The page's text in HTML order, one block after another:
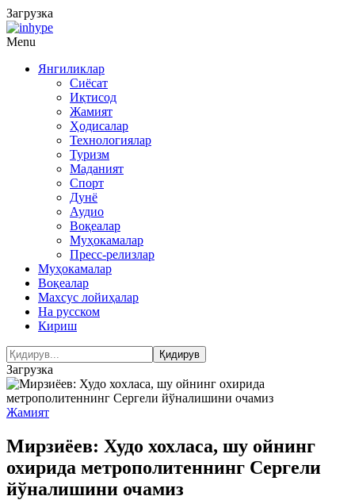
Загрузка
Menu
Янгиликлар
Сиёсат
Иқтисод
Жамият
Ҳодисалар
Технологиялар
Туризм
Маданият
Спорт
Дунё
Аудио
Воқеалар
Муҳокамалар
Пресс-релизлар
Муҳокамалар
Воқеалар
Махсус лойиҳалар
На русском
Кириш
Загрузка
Жамият
Мирзиёев: Худо хохласа, шу ойнинг
охирида метрополитеннинг Сергели
йўналишини очамиз